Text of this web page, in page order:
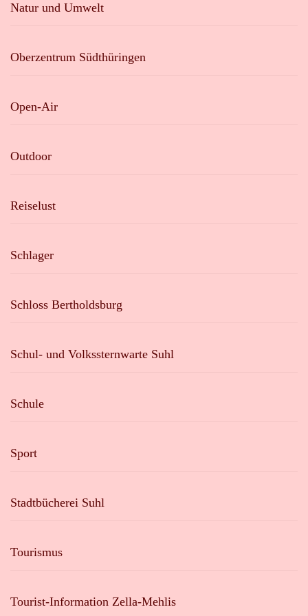
Natur und Umwelt
Oberzentrum Südthüringen
Open-Air
Outdoor
Reiselust
Schlager
Schloss Bertholdsburg
Schul- und Volkssternwarte Suhl
Schule
Sport
Stadtbücherei Suhl
Tourismus
Tourist-Information Zella-Mehlis